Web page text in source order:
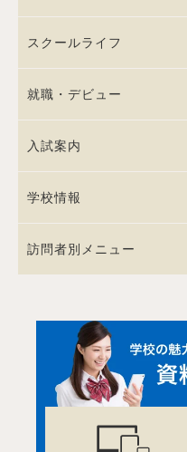
スクールライフ
就職・デビュー
入試案内
学校情報
訪問者別メニュー